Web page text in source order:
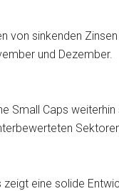
von sinkenden
und Dezember.
Small Caps
eine solide